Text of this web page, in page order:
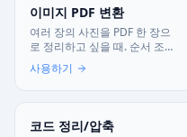
이미지 PDF 변환
여러 장의 사진을 PDF 한 장으
로 정리하고 싶을 때. 순서 조정,
페이지 설정까지 모두 브라우저
에서 안전하게 처리합니다.
사용하기
코드 정리/압축